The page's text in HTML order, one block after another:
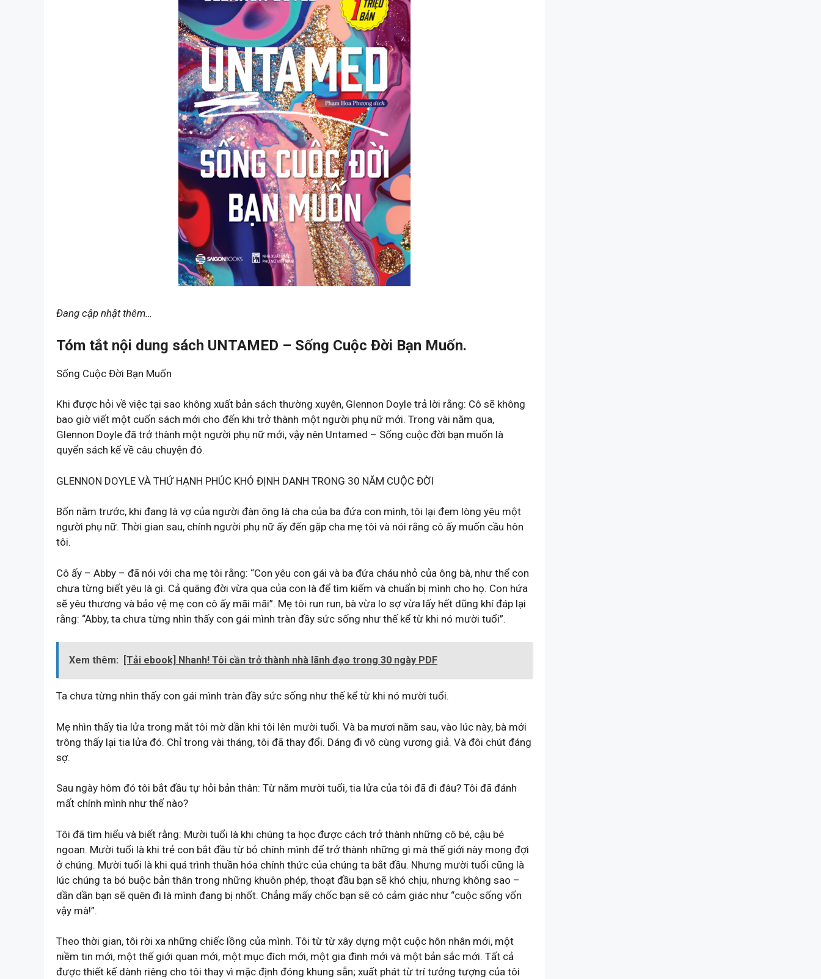
Đang cập nhật thêm…
Tóm tắt nội dung sách UNTAMED – Sống Cuộc Đời Bạn Muốn.
Sống Cuộc Đời Bạn Muốn
Khi được hỏi về việc tại sao không xuất bản sách thường xuyên, Glennon Doyle trả lời rằng: Cô sẽ không
bao giờ viết một cuốn sách mới cho đến khi trở thành một người phụ nữ mới. Trong vài năm qua,
Glennon Doyle đã trở thành một người phụ nữ mới, vậy nên Untamed – Sống cuộc đời bạn muốn là
quyển sách kể về câu chuyện đó.
GLENNON DOYLE VÀ THỨ HẠNH PHÚC KHÓ ĐỊNH DANH TRONG 30 NĂM CUỘC ĐỜI
Bốn năm trước, khi đang là vợ của người đàn ông là cha của ba đứa con mình, tôi lại đem lòng yêu một
người phụ nữ. Thời gian sau, chính người phụ nữ ấy đến gặp cha mẹ tôi và nói rằng cô ấy muốn cầu hôn
tôi.
Cô ấy – Abby – đã nói với cha mẹ tôi rằng: “Con yêu con gái và ba đứa cháu nhỏ của ông bà, như thể con
chưa từng biết yêu là gì. Cả quãng đời vừa qua của con là để tìm kiếm và chuẩn bị mình cho họ. Con hứa
sẽ yêu thương và bảo vệ mẹ con cô ấy mãi mãi”. Mẹ tôi run run, bà vừa lo sợ vừa lấy hết dũng khí đáp lại
rằng: “Abby, ta chưa từng nhìn thấy con gái mình tràn đầy sức sống như thế kể từ khi nó mười tuổi”.
Xem thêm: [Tải ebook] Nhanh! Tôi cần trở thành nhà lãnh đạo trong 30 ngày PDF
Ta chưa từng nhìn thấy con gái mình tràn đầy sức sống như thế kể từ khi nó mười tuổi.
Mẹ nhìn thấy tia lửa trong mắt tôi mờ dần khi tôi lên mười tuổi. Và ba mươi năm sau, vào lúc này, bà mới
trông thấy lại tia lửa đó. Chỉ trong vài tháng, tôi đã thay đổi. Dáng đi vô cùng vương giả. Và đôi chút đáng
sợ.
Sau ngày hôm đó tôi bắt đầu tự hỏi bản thân: Từ năm mười tuổi, tia lửa của tôi đã đi đâu? Tôi đã đánh
mất chính mình như thế nào?
Tôi đã tìm hiểu và biết rằng: Mười tuổi là khi chúng ta học được cách trở thành những cô bé, cậu bé
ngoan. Mười tuổi là khi trẻ con bắt đầu từ bỏ chính mình để trở thành những gì mà thế giới này mong đợi
ở chúng. Mười tuổi là khi quá trình thuần hóa chính thức của chúng ta bắt đầu. Nhưng mười tuổi cũng là
lúc chúng ta bó buộc bản thân trong những khuôn phép, thoạt đầu bạn sẽ khó chịu, nhưng không sao –
dần dần bạn sẽ quên đi là mình đang bị nhốt. Chẳng mấy chốc bạn sẽ có cảm giác như “cuộc sống vốn
vậy mà!”.
Theo thời gian, tôi rời xa những chiếc lồng của mình. Tôi từ từ xây dựng một cuộc hôn nhân mới, một
niềm tin mới, một thế giới quan mới, một mục đích mới, một gia đình mới và một bản sắc mới. Tất cả
được thiết kế dành riêng cho tôi thay vì mặc định đóng khung sẵn; xuất phát từ trí tưởng tượng của tôi